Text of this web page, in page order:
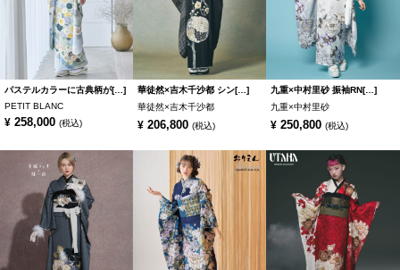
パステルカラーに古典柄が[…]
PETIT BLANC
¥ 258,000 (税込)
華徒然×吉木千沙都 シン[…]
華徒然×吉木千沙都
¥ 206,800 (税込)
九重×中村里砂 振袖RN[…]
九重×中村里砂
¥ 250,800 (税込)